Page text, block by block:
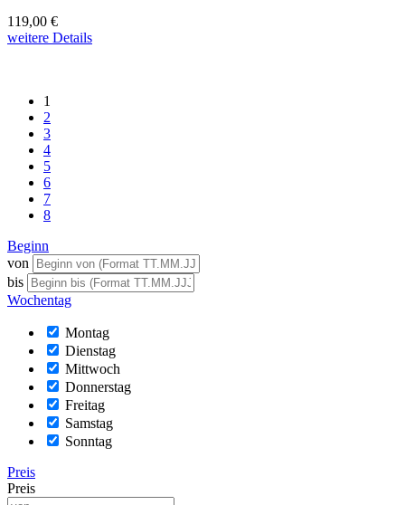
119,00 €
weitere Details
1
2
3
4
5
6
7
8
Beginn
von
bis
Wochentag
Montag
Dienstag
Mittwoch
Donnerstag
Freitag
Samstag
Sonntag
Preis
Preis